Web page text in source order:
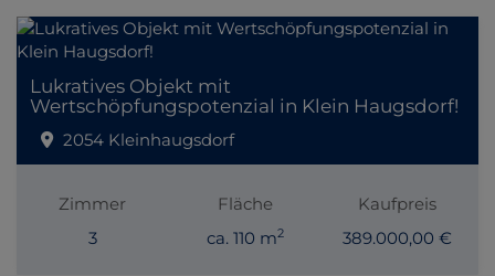
Lukratives Objekt mit
Wertschöpfungspotenzial in Klein Haugsdorf!
2054 Kleinhaugsdorf
Zimmer
3
Fläche
ca. 110 m2
Kaufpreis
389.000,00 €